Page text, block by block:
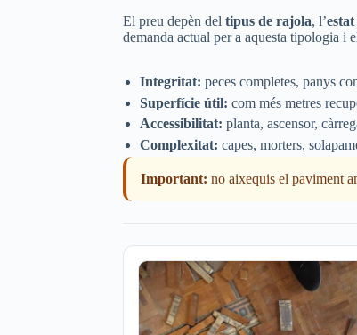
El preu depèn del tipus de rajola, l’
demanda actual per a aquesta tipologia i
Integritat: peces completes, panys
Superfície útil: com més metres
Accessibilitat: planta, ascensor,
Complexitat: capes, morters,
Important: no aixequis el paviment